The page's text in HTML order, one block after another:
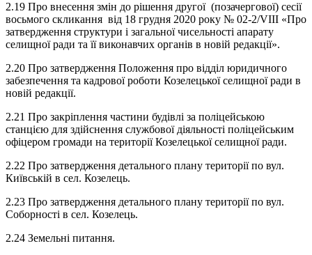
2.19 Про внесення змін до рішення другої (позачергової) сесії
восьмого скликання від 18 грудня 2020 року № 02-2/VIII «Про
затвердження структури і загальної чисельності апарату
селищної ради та її виконавчих органів в новій редакції».
2.20 Про затвердження Положення про відділ юридичного
забезпечення та кадрової роботи Козелецької селищної ради в
новій редакції.
2.21 Про закріплення частини будівлі за поліцейською
станцією для здійснення службової діяльності поліцейським
офіцером громади на території Козелецької селищної ради.
2.22 Про затвердження детального плану території по вул.
Київській в сел. Козелець.
2.23 Про затвердження детального плану території по вул.
Соборності в сел. Козелець.
2.24 Земельні питання.